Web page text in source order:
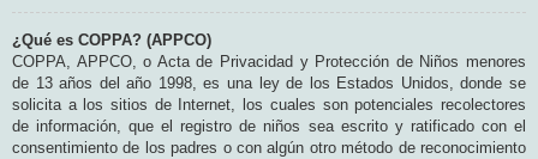
¿Qué es COPPA? (APPCO)
COPPA, APPCO, o Acta de Privacidad y Protección de Niños menores
de 13 años del año 1998, es una ley de los Estados Unidos, donde se
solicita a los sitios de Internet, los cuales son potenciales recolectores
de información, que el registro de niños sea escrito y ratificado con el
consentimiento de los padres o con algún otro método de reconocimiento